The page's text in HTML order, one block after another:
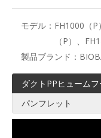
モデル： FH1000（
（P）、
製品ブランド：
ダクトPPヒュームフ
パンフレット